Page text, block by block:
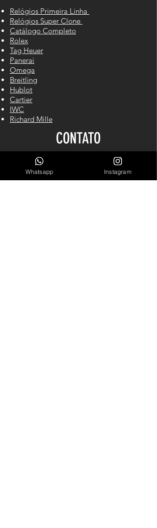
Relógios Primeira Linha
Relógios Super Clone
Catálogo Completo
Rolex
Tag Heuer
Panerai
Omega
Breitling
Hublot
Cartier
IWC
Richard Mille
CONTATO
Cel/WhastApp: (61) 98140-2550
Whatsapp Instagram